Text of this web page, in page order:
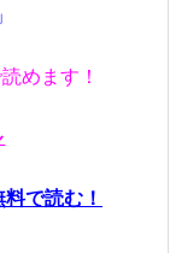
」
めます！
で読む！